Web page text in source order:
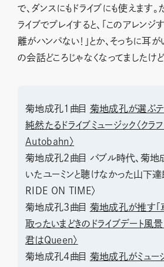
で、ダンスにもドライブにも使えます
ライブでプレイすると、「このアレンジ
離がハンパない！」とか、そっちに耳
の会話どころじゃなくなってましたけど
菊地成孔1曲目 菊地成孔が選ぶテ
純然たるドライブミュージック〈クラ
Autobahn〉
菊地成孔2曲目 バブル時代、菊地
いたユーミンと聴けなかった山下
RIDE ON TIME〉
菊地成孔3曲目 菊地成孔が推す「
取ったいまどきのドライブデート風
君はQueen〉
菊地成孔4曲目 菊地成孔がミュー